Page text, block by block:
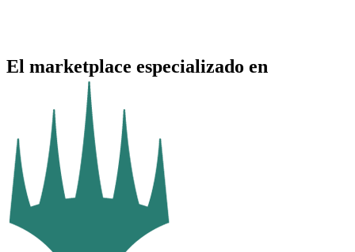
El marketplace especializado en